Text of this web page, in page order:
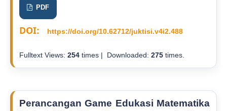
PDF
DOI: https://doi.org/10.62712/juktisi.v4i2.488
Fulltext Views: 254times | Downloaded: 275times.
Perancangan Game Edukasi Matematika